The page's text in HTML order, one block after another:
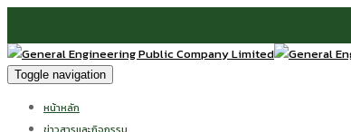
Toggle navigation
หน้าหลัก